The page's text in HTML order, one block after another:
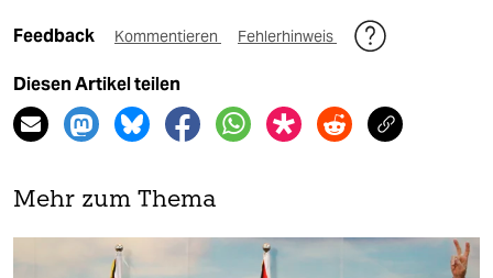
Feedback Kommentieren Fehlerhinweis
Diesen Artikel teilen
Mehr zum Thema